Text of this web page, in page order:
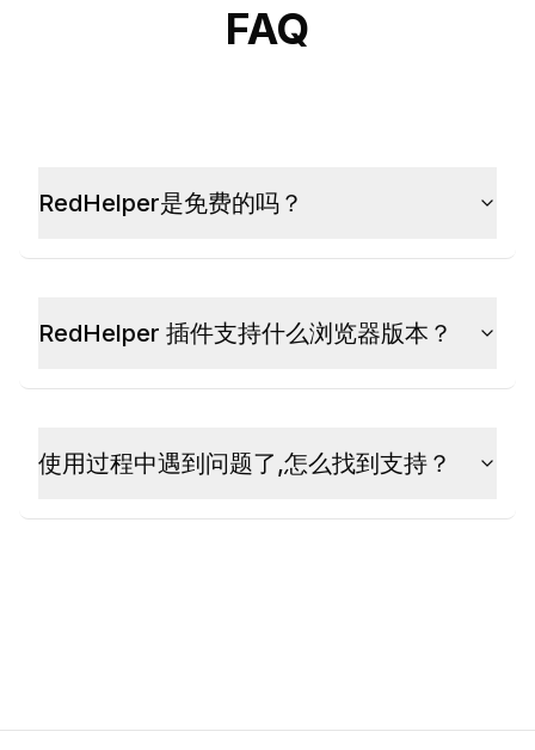
FAQ
RedHelper是免费的吗？
RedHelper 插件支持什么浏览器版本？
使用过程中遇到问题了,怎么找到支持？